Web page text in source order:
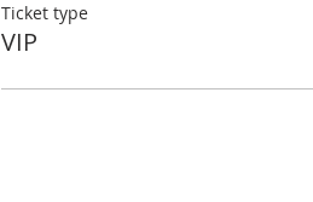
Ticket type
VIP